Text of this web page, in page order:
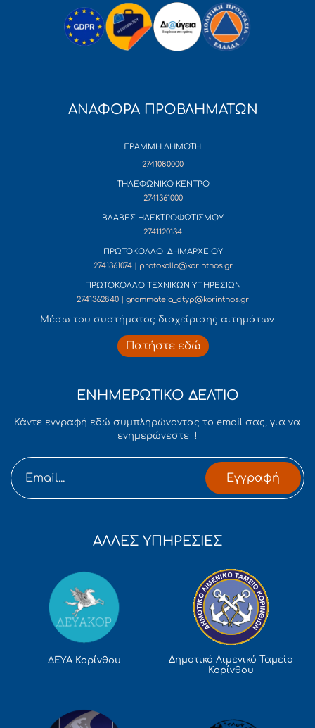
ΑΝΑΦΟΡΑ ΠΡΟΒΛΗΜΑΤΩΝ
ΓΡΑΜΜΗ ΔΗΜΟΤΗ
2741080000
ΤΗΛΕΦΩΝΙΚΟ ΚΕΝΤΡΟ
2741361000
ΒΛΑΒΕΣ ΗΛΕΚΤΡΟΦΩΤΙΣΜΟΥ
2741120134
ΠΡΩΤΟΚΟΛΛΟ ΔΗΜΑΡΧΕΙΟΥ
2741361074 | protokollo@korinthos.gr
ΠΡΩΤΟΚΟΛΛΟ ΤΕΧΝΙΚΩΝ ΥΠΗΡΕΣΙΩΝ
2741362840 | grammateia_dtyp@korinthos.gr
Mέσω του συστήματος διαχείρισης αιτημάτων
Πατήστε εδώ
ΕΝΗΜΕΡΩΤΙΚΟ ΔΕΛΤΙΟ
Κάντε εγγραφή εδώ συμπληρώνοντας το email σας, για να
ενημερώνεστε !
Εγγραφή
ΑΛΛΕΣ ΥΠΗΡΕΣΙΕΣ
ΔΕΥΑ Κορίνθου
Δημοτικό Λιμενικό Ταμείο
Κορίνθου